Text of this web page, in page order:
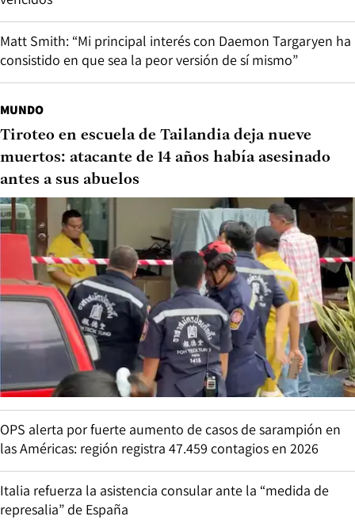
Matt Smith: “Mi principal interés con Daemon Targaryen ha
consistido en que sea la peor versión de sí mismo”
MUNDO
Tiroteo en escuela de Tailandia deja nueve
muertos: atacante de 14 años había asesinado
antes a sus abuelos
OPS alerta por fuerte aumento de casos de sarampión en
las Américas: región registra 47.459 contagios en 2026
Italia refuerza la asistencia consular ante la “medida de
represalia” de España